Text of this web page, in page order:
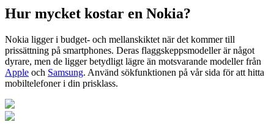
Hur mycket kostar en Nokia?
Nokia ligger i budget- och mellanskiktet när det kommer till
prissättning på smartphones. Deras flaggskeppsmodeller är något
dyrare, men de ligger betydligt lägre än motsvarande modeller från
Apple och Samsung. Använd sökfunktionen på vår sida för att hitta
mobiltelefoner i din prisklass.